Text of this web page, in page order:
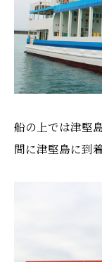
船の上では津堅
間に津堅島に到着